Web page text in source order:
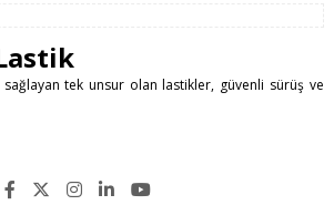
sağlayan tek unsur olan lastikler, güvenli sürüş ve
önlemleri ile satın alabilirsiniz.
alma aşamasında her türlü sorunuzu 7/24 0 549